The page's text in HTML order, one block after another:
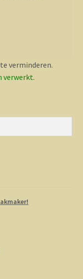
verminderen.
verwerkt.